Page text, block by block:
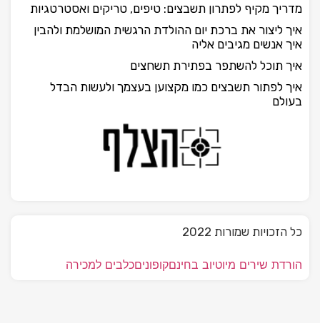
מדריך מקיף לפתרון תשבצים: טיפים, טריקים ואסטרטגיות
איך ליצור את ברכת יום ההולדת הרגשית המושלמת ולהבין
איך אנשים מגיבים אליה
איך תוכל להשתפר בפתירת תשחצים
איך לפתור תשבצים כמו מקצוען בעצמך ולעשות הבדל
בעולם
כל הזכויות שמורות 2022
הורדת שירים מיוטיוב בחינםקופוניםכלבים למכירה